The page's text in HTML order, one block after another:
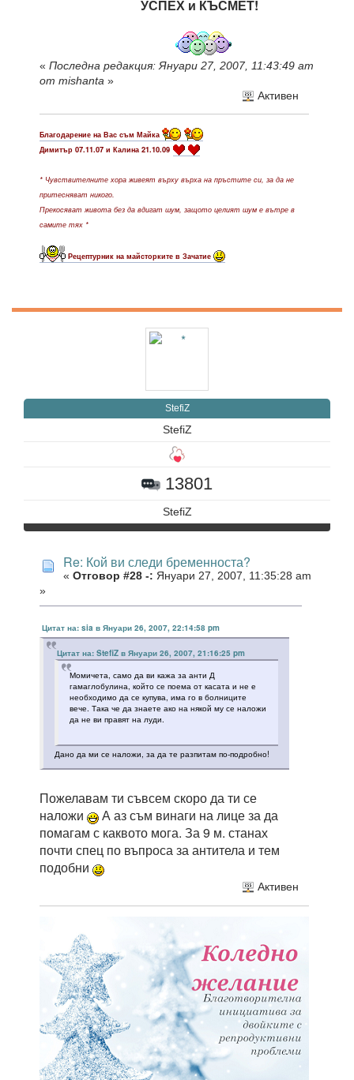
УСПЕХ и КЪСМЕТ!
« Последна редакция: Януари 27, 2007, 11:43:49 am
от mishanta »
Активен
Благодарение на Вас съм Майка
Димитър 07.11.07 и Калина 21.10.09
* Чувствителните хора живеят върху върха на пръстите си, за да не
притесняват никого.
Прекосяват живота без да вдигат шум, защото целият шум е вътре в
самите тях *
Рецептурник на майсторките в Зачатие
StefiZ
StefiZ
13801
StefiZ
Re: Кой ви следи бременноста?
« Отговор #28 -: Януари 27, 2007, 11:35:28 am
»
Цитат на: sia в Януари 26, 2007, 22:14:58 pm
Цитат на: StefiZ в Януари 26, 2007, 21:16:25 pm
Момичета, само да ви кажа за анти Д
гамаглобулина, който се поема от касата и не е
необходимо да се купува, има го в болниците
вече. Така че да знаете ако на някой му се наложи
да не ви правят на луди.
Дано да ми се наложи, за да те разпитам по-подробно!
Пожелавам ти съвсем скоро да ти се
наложи
А аз съм винаги на лице за да
помагам с каквото мога. За 9 м. станах
почти спец по въпроса за антитела и тем
подобни
Активен